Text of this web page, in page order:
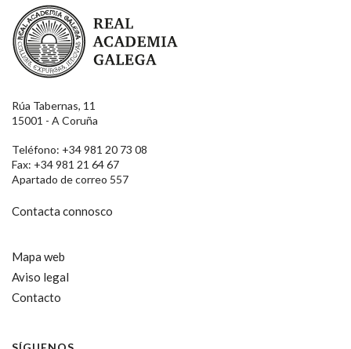
Real Academia Galega
Rúa Tabernas, 11
15001 - A Coruña
Teléfono: +34 981 20 73 08
Fax: +34 981 21 64 67
Apartado de correo 557
Contacta connosco
Mapa web
Aviso legal
Contacto